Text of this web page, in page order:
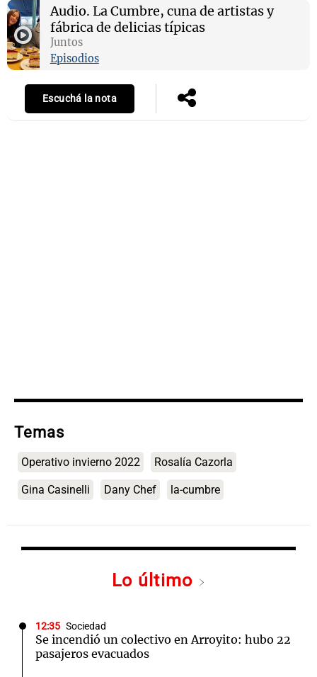
Audio. La Cumbre, cuna de artistas y
fábrica de delicias típicas
Juntos
Episodios
Escuchá la nota
Temas
Operativo invierno 2022 Rosalía Cazorla
Gina Casinelli Dany Chef la-cumbre
Lo último
12:35 Sociedad
Se incendió un colectivo en Arroyito: hubo 22
pasajeros evacuados